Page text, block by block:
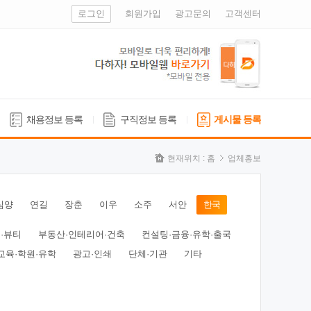
로그인 회원가입 광고문의 고객센터
채용정보 등록 구직정보 등록 게시물 등록
현재위치 : 홈 업체홍보
양 연길 장춘 이우 소주 서안 한국
뷰티 부동산·인테리어·건축
컨설팅·금융·유학·출국
육·학원·유학
광고·인쇄 단체·기관 기타